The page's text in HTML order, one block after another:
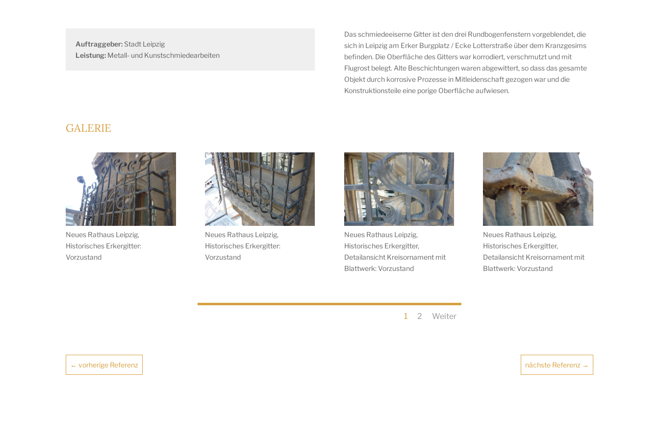
Auftraggeber: Stadt Leipzig
Leistung: Metall- und Kunstschmiedearbeiten
Das schmiedeeiserne Gitter ist den drei Rundbogenfenstern vorgeblendet, die
sich in Leipzig am Erker Burgplatz / Ecke Lotterstraße über dem Kranzgesims
befinden. Die Oberfläche des Gitters war korrodiert, verschmutzt und mit
Flugrost belegt. Alte Beschichtungen waren abgewittert, so dass das gesamte
Objekt durch korrosive Prozesse in Mitleidenschaft gezogen war und die
Konstruktionsteile eine porige Oberfläche aufwiesen.
GALERIE
Neues Rathaus Leipzig,
Historisches Erkergitter:
Vorzustand
Neues Rathaus Leipzig,
Historisches Erkergitter:
Vorzustand
Neues Rathaus Leipzig,
Historisches Erkergitter,
Detailansicht Kreisornament mit
Blattwerk: Vorzustand
Neues Rathaus Leipzig,
Historisches Erkergitter,
Detailansicht Kreisornament mit
Blattwerk: Vorzustand
1 2 Weiter
←vorherige Referenz nächste Referenz →